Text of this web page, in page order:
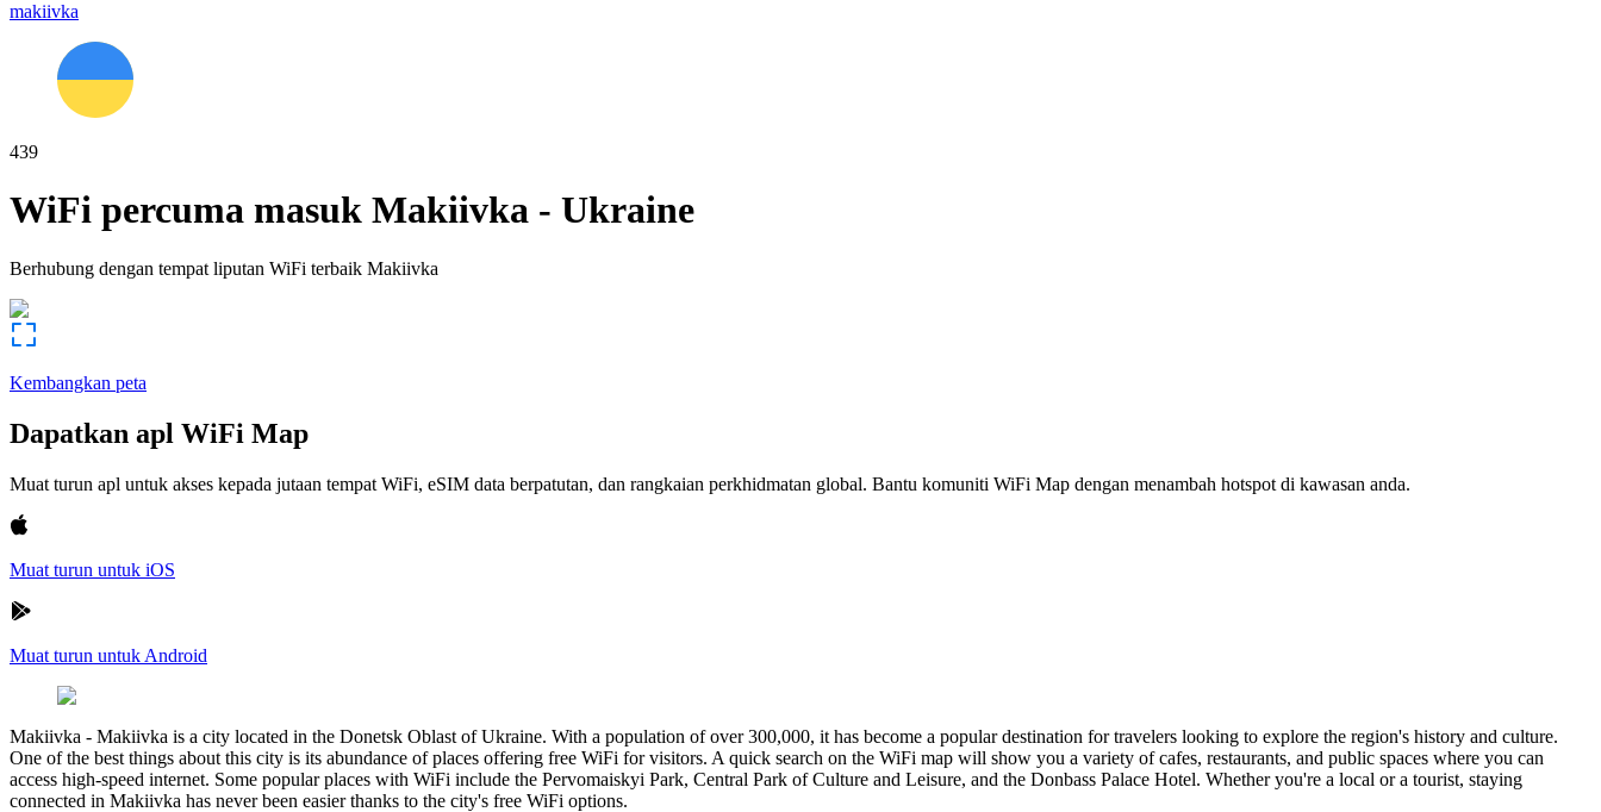
makiivka
439
WiFi percuma masuk Makiivka - Ukraine
Berhubung dengan tempat liputan WiFi terbaik Makiivka
Kembangkan peta
Dapatkan apl WiFi Map
Muat turun apl untuk akses kepada jutaan tempat WiFi, eSIM data berpatutan, dan rangkaian perkhidmatan global. Bantu komuniti WiFi Map dengan menambah hotspot di kawasan anda.
Muat turun untuk iOS
Muat turun untuk Android
Makiivka - Makiivka is a city located in the Donetsk Oblast of Ukraine. With a population of over 300,000, it has become a popular destination for travelers looking to explore the region's history and culture.
One of the best things about this city is its abundance of places offering free WiFi for visitors. A quick search on the WiFi map will show you a variety of cafes, restaurants, and public spaces where you can
access high-speed internet. Some popular places with WiFi include the Pervomaiskyi Park, Central Park of Culture and Leisure, and the Donbass Palace Hotel. Whether you're a local or a tourist, staying
connected in Makiivka has never been easier thanks to the city's free WiFi options.